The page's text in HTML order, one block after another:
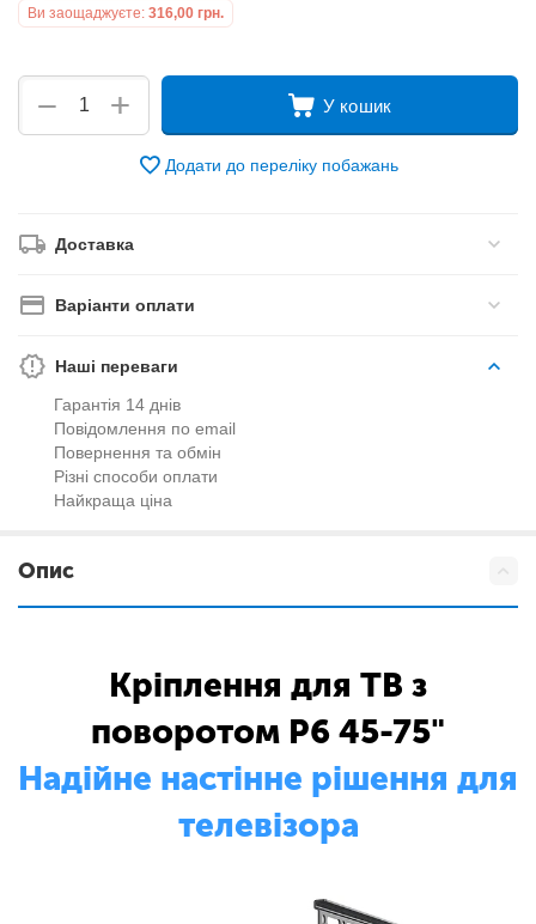
Ви заощаджуєте: 316,00 грн.
+
− У кошик
Додати до переліку побажань
Доставка
Варіанти оплати
Наші переваги
Гарантія 14 днів
Повідомлення по email
Повернення та обмін
Різні способи оплати
Найкраща ціна
Опис
Кріплення для ТВ з
поворотом P6 45-75"
Надійне настінне рішення для
телевізора